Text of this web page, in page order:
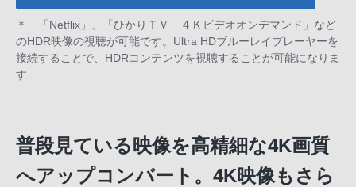
＊ 「Netflix」、「ひかりＴＶ ４Ｋビデオオンデマンド」など
のHDR映像の視聴が可能です。Ultra HDブルーレイプレーヤーを
接続することで、HDRコンテンツを視聴することが可能になりま
す
普段見ている映像を高精細な4K画質
へアップコンバート。4K映像もさら